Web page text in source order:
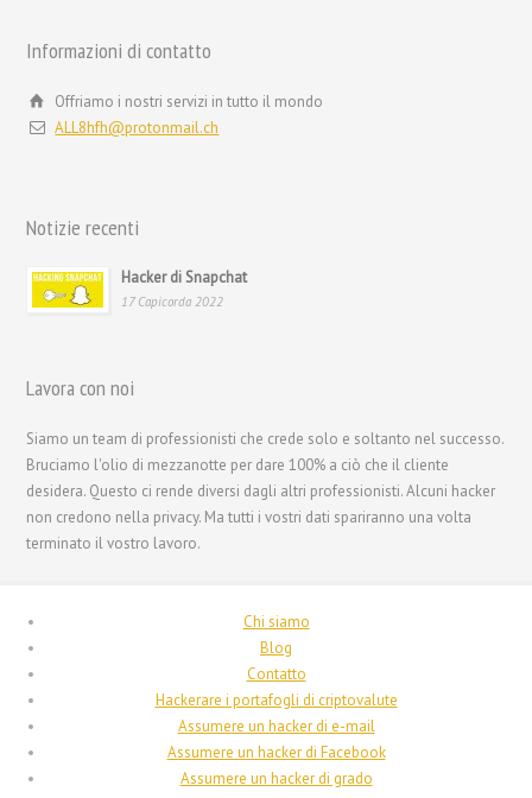
Informazioni di contatto
Offriamo i nostri servizi in tutto il mondo
ALL8hfh@protonmail.ch
Notizie recenti
Hacker di Snapchat
17 Capicorda 2022
Lavora con noi
Siamo un team di professionisti che crede solo e soltanto nel successo.
Bruciamo l'olio di mezzanotte per dare 100% a ciò che il cliente
desidera. Questo ci rende diversi dagli altri professionisti. Alcuni hacker
non credono nella privacy. Ma tutti i vostri dati spariranno una volta
terminato il vostro lavoro.
Chi siamo
Blog
Contatto
Hackerare i portafogli di criptovalute
Assumere un hacker di e-mail
Assumere un hacker di Facebook
Assumere un hacker di grado
Français
Français du Canada
Français de Belgique
עִבְרִית
日本語
한국어
Bahasa Melayu
简体中文